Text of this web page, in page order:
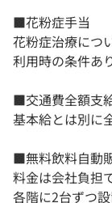
■花粉症手当
花粉症治療につ
利用時の条件あ
■交通費全額支
基本給とは別に
■無料飲料自動
料金は会社負担
各階に2台ずつ